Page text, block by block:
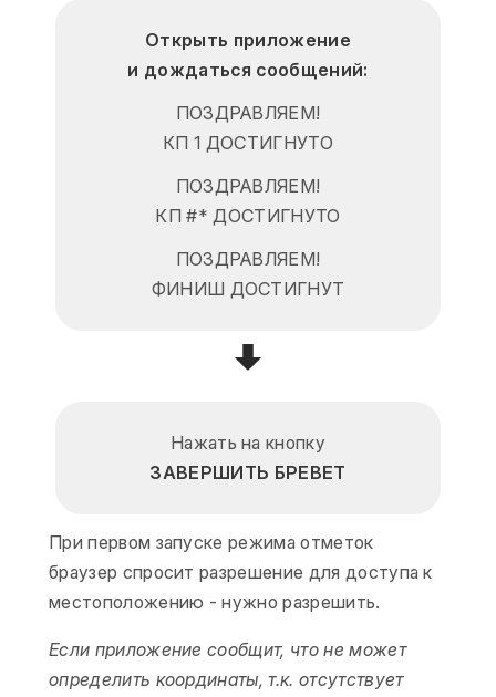
Открыть приложение
и дождаться сообщений:
ПОЗДРАВЛЯЕМ!
КП 1 ДОСТИГНУТО
ПОЗДРАВЛЯЕМ!
КП #* ДОСТИГНУТО
ПОЗДРАВЛЯЕМ!
ФИНИШ ДОСТИГНУТ
Нажать на кнопку
ЗАВЕРШИТЬ БРЕВЕТ
При первом запуске режима отметок
браузер спросит разрешение для доступа к
местоположению - нужно разрешить.
Если приложение сообщит, что не может
определить координаты, т.к. отсутствует